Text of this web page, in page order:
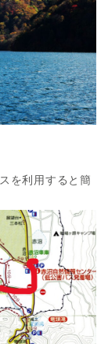
を利用すると簡